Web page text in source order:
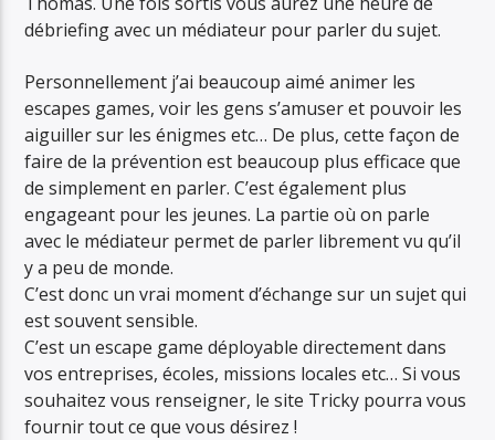
débriefing avec un médiateur pour parler du sujet.
Personnellement j’ai beaucoup aimé animer les
escapes games, voir les gens s’amuser et pouvoir les
aiguiller sur les énigmes etc… De plus, cette façon de
faire de la prévention est beaucoup plus efficace que
de simplement en parler. C’est également plus
engageant pour les jeunes. La partie où on parle
avec le médiateur permet de parler librement vu qu’il
y a peu de monde.
C’est donc un vrai moment d’échange sur un sujet qui
est souvent sensible.
C’est un escape game déployable directement dans
vos entreprises, écoles, missions locales etc… Si vous
souhaitez vous renseigner, le site Tricky pourra vous
fournir tout ce que vous désirez !